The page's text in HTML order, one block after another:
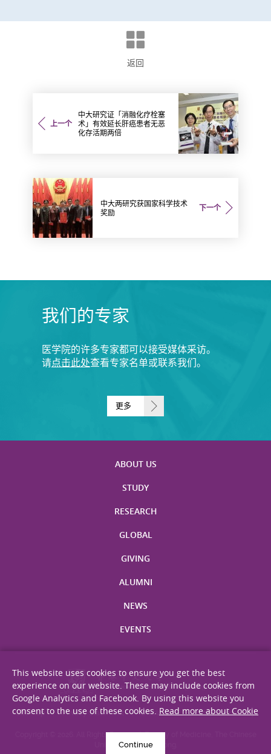
返回
上一个
中大研究证「消融化疗栓塞
术」有效延长肝癌患者无恶
化存活期两倍
下一个
中大两研究获国家科学技术
奖励
我们的专家
医学院的许多专家都可以接受媒体采访。
请点击此处查看专家名单或联系我们。
更多
ABOUT US
STUDY
RESEARCH
GLOBAL
GIVING
ALUMNI
NEWS
EVENTS
Site Map Privacy Statement Disclaimer Web Accessibility
Copyright © 2026. All Rights Reserved. Faculty of Medicine, The Chinese
University of Hong Kong.
This website uses cookies to ensure you get the best
experience on our website. These may include cookies from
Google Analytics and Facebook. By using this website you
consent to the use of these cookies. Read more about Cookie
Continue